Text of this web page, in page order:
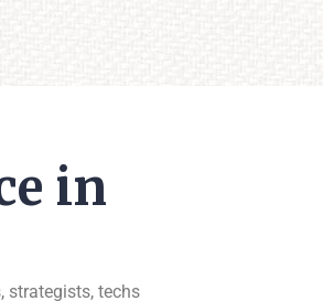
in
strategists, techs